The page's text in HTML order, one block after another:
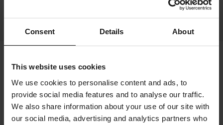
Consent Details About
This website uses cookies
We use cookies to personalise content and ads, to
provide social media features and to analyse our traffic.
We also share information about your use of our site with
our social media, advertising and analytics partners who
Frakt & Leverans
Integritetspolicy
Returer
Ångerrätt
Orderstatus
Reklamationer & Klagomål
Information om återvinning
Om 24mx.se